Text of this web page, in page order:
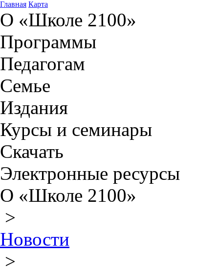
Главная Карта
О «Школе 2100»
Программы
Педагогам
Семье
Издания
Курсы и семинары
Скачать
Электронные ресурсы
О «Школе 2100»
>
Новости
>